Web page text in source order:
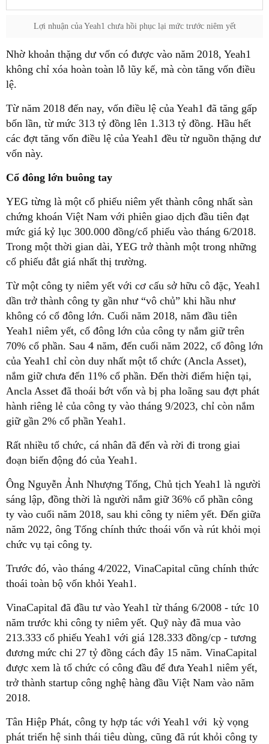
Lợi nhuận của Yeah1 chưa hồi phục lại mức trước niêm yết
Nhờ khoản thặng dư vốn có được vào năm 2018, Yeah1
không chỉ xóa hoàn toàn lỗ lũy kế, mà còn tăng vốn điều
lệ.
Từ năm 2018 đến nay, vốn điều lệ của Yeah1 đã tăng gấp
bốn lần, từ mức 313 tỷ đồng lên 1.313 tỷ đồng. Hầu hết
các đợt tăng vốn điều lệ của Yeah1 đều từ nguồn thặng dư
vốn này.
Cổ đông lớn buông tay
YEG từng là một cổ phiếu niêm yết thành công nhất sàn
chứng khoán Việt Nam với phiên giao dịch đầu tiên đạt
mức giá kỷ lục 300.000 đồng/cổ phiếu vào tháng 6/2018.
Trong một thời gian dài, YEG trở thành một trong những
cổ phiếu đắt giá nhất thị trường.
Từ một công ty niêm yết với cơ cấu sở hữu cô đặc, Yeah1
dần trở thành công ty gần như “vô chủ” khi hầu như
không có cổ đông lớn. Cuối năm 2018, năm đầu tiên
Yeah1 niêm yết, cổ đông lớn của công ty nắm giữ trên
70% cổ phần. Sau 4 năm, đến cuối năm 2022, cổ đông lớn
của Yeah1 chỉ còn duy nhất một tổ chức (Ancla Asset),
nắm giữ chưa đến 11% cổ phần. Đến thời điểm hiện tại,
Ancla Asset đã thoái bớt vốn và bị pha loãng sau đợt phát
hành riêng lẻ của công ty vào tháng 9/2023, chỉ còn nắm
giữ gần 2% cổ phần Yeah1.
Rất nhiều tổ chức, cá nhân đã đến và rời đi trong giai
đoạn biến động đó của Yeah1.
Ông Nguyễn Ảnh Nhượng Tống, Chủ tịch Yeah1 là người
sáng lập, đồng thời là người nắm giữ 36% cổ phần công
ty vào cuối năm 2018, sau khi công ty niêm yết. Đến giữa
năm 2022, ông Tống chính thức thoái vốn và rút khỏi mọi
chức vụ tại công ty.
Trước đó, vào tháng 4/2022, VinaCapital cũng chính thức
thoái toàn bộ vốn khỏi Yeah1.
VinaCapital đã đầu tư vào Yeah1 từ tháng 6/2008 - tức 10
năm trước khi công ty niêm yết. Quỹ này đã mua vào
213.333 cổ phiếu Yeah1 với giá 128.333 đồng/cp - tương
đương mức chi 27 tỷ đồng cách đây 15 năm. VinaCapital
được xem là tổ chức có công đầu để đưa Yeah1 niêm yết,
trở thành startup công nghệ hàng đầu Việt Nam vào năm
2018.
Tân Hiệp Phát, công ty hợp tác với Yeah1 với kỳ vọng
phát triển hệ sinh thái tiêu dùng, cũng đã rút khỏi công ty